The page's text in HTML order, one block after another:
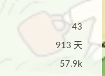
43
913 天
57.9k